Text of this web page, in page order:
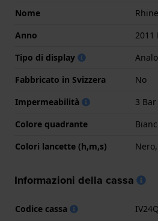
Nome
Anno
2011
Tipo di display
Fabbricato in Svizzera
No
Impermeabilità
3
Colore quadrante
Colori lancette (h,m,s)
Informazioni della cassa
Codice cassa